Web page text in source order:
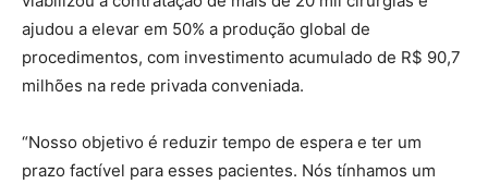
ajudou a elevar em 50% a produção global de
procedimentos, com investimento acumulado de R$ 90,7
milhões na rede privada conveniada.
“Nosso objetivo é reduzir tempo de espera e ter um
prazo factível para esses pacientes. Nós tínhamos um